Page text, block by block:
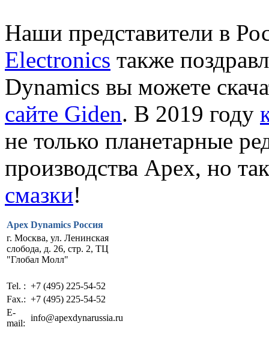
Наши представители в
Electronics также
Dynamics вы можете
сайте Giden. В 2019 году
не только планетарные
производства Apex, но
смазки!
Apex Dynamics Россия
г. Москва, ул. Ленинская
слобода, д. 26, стр. 2, ТЦ
"Глобал Молл"
Tel. : +7 (495) 225-54-52
Fax.: +7 (495) 225-54-52
E-
mail:
info@apexdynarussia.ru